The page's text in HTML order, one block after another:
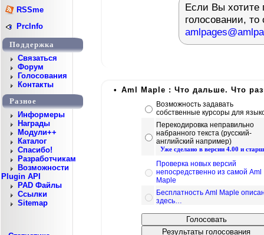
RSSme
PrcInfo
Поддержка
Cвязаться
Форум
Голосования
Контакты
Разное
Информеры
Награды
Модули++
Каталог
Спасибо!
Разработчикам
Возможности
Plugin API
PAD Файлы
Ссылки
Sitemap
Если Вы хотите
голосовании,
• Aml Maple : Что дальше. Что
Возможность задавать
собственные курсоры для
Перекодировка неправильно
набранного текста (русский-
английский например)
Уже сделано в версии 4.00 и
Проверка новых версий
непосредственно из самой Aml
Maple
Бесплатность Aml Maple
здесь…